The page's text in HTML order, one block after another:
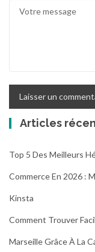
Articles
Top 5 Des Meilleurs
Commerce En 2026 :
Kinsta
Comment Trouver
Marseille Grâce À La